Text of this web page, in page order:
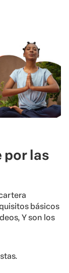
por las
básicos
Y son los